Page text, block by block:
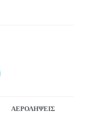
ΑΕΡΟΛΗΨΕΙΣ